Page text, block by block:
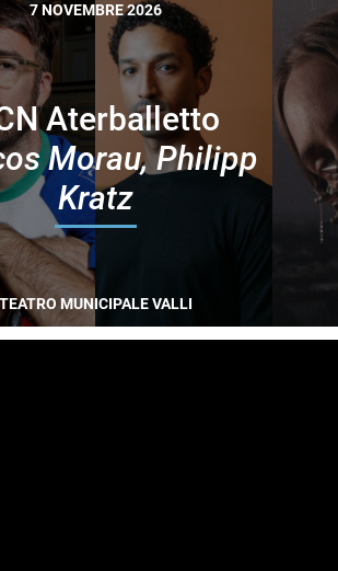
7 NOVEMBRE 2026
Aterballetto
Morau, Philipp
Kratz
TEATRO MUNICIPALE VALLI